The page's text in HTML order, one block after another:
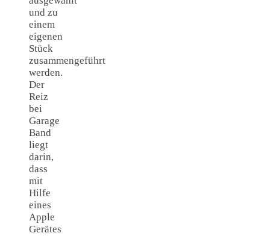
und zu
einem
eigenen
Stück
zusammengeführt
werden.
Der
Reiz
bei
Garage
Band
liegt
darin,
dass
mit
Hilfe
eines
Apple
Gerätes